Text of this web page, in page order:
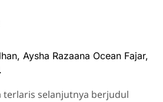
Aysha Razaana Ocean Fajar,
terlaris selanjutnya berjudul